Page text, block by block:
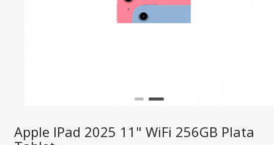
Apple IPad 2025 11" WiFi 256GB Plata